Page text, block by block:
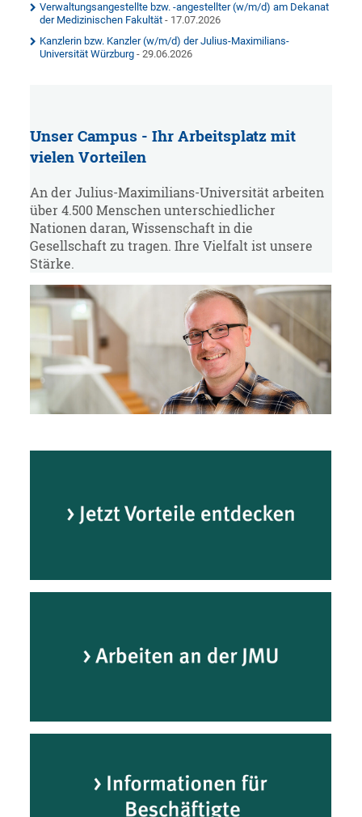
Verwaltungsangestellte bzw. -angestellter (w/m/d) am Dekanat
der Medizinischen Fakultät - 17.07.2026
Kanzlerin bzw. Kanzler (w/m/d) der Julius-Maximilians-
Universität Würzburg - 29.06.2026
Unser Campus - Ihr Arbeitsplatz mit
vielen Vorteilen
An der Julius-Maximilians-Universität arbeiten
über 4.500 Menschen unterschiedlicher
Nationen daran, Wissenschaft in die
Gesellschaft zu tragen. Ihre Vielfalt ist unsere
Stärke.